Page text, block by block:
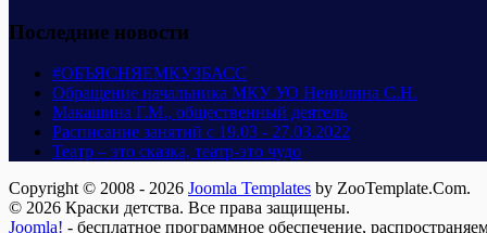
Последние новости
#ОБЪЯСНЯЕМКУЗБАСС
Обращение начальника МКУ УО Ненилина С.Н.
Макашина Г.М., общественный деятель
Расписание занятий с 19.03 - 27.03.2022
Театр – это сказка, театр-это чудо
Copyright © 2008 - 2026 Joomla Templates by ZooTemplate.Com.
© 2026 Краски детства. Все права защищены.
Joomla! - бесплатное программное обеспечение,